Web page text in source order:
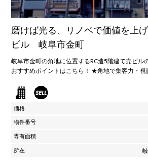
磨けば光る、リノベで価値を上
ビル 岐阜市金町
岐阜市金町の角地に位置するRC造5階建て売ビル
おすすめポイントはこちら！ ★角地で集客力・